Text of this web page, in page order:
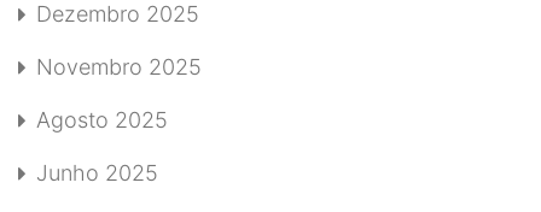
Dezembro 2025
Novembro 2025
Agosto 2025
Junho 2025